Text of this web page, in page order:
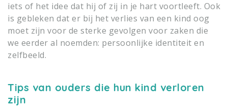
iets of het idee dat hij of zij in je hart voortleeft. Ook
is gebleken dat er bij het verlies van een kind oog
moet zijn voor de sterke gevolgen voor zaken die
we eerder al noemden: persoonlijke identiteit en
zelfbeeld.
Tips van ouders die hun kind verloren
zijn